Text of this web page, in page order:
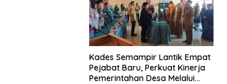
Kades Semampir Lantik Empat
Pejabat Baru, Perkuat Kinerja
Pemerintahan Desa Melalui